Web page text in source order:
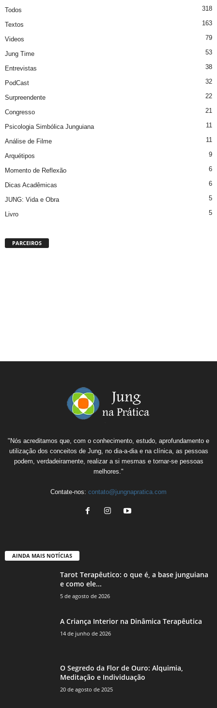
Todos 318
Textos 163
Videos 79
Jung Time 53
Entrevistas 38
PodCast 32
Surpreendente 22
Congresso 21
Psicologia Simbólica Junguiana 11
Análise de Filme 11
Arquétipos 9
Momento de Reflexão 6
Dicas Acadêmicas 6
JUNG: Vida e Obra 5
Livro 5
PARCEIROS
"Nós acreditamos que, com o conhecimento, estudo, aprofundamento e
utilização dos conceitos de Jung, no dia-a-dia e na clínica, as pessoas
podem, verdadeiramente, realizar a si mesmas e tornar-se pessoas
melhores."
Contate-nos: contato@jungnapratica.com
AINDA MAIS NOTÍCIAS
Tarot Terapêutico: o que é, a base junguiana
e como ele...
5 de agosto de 2026
A Criança Interior na Dinâmica Terapêutica
14 de junho de 2026
O Segredo da Flor de Ouro: Alquimia,
Meditação e Individuação
20 de agosto de 2025